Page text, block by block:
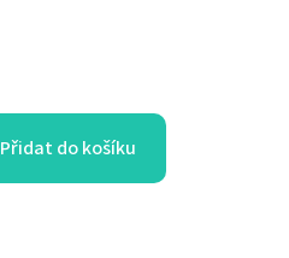
Přidat do košíku